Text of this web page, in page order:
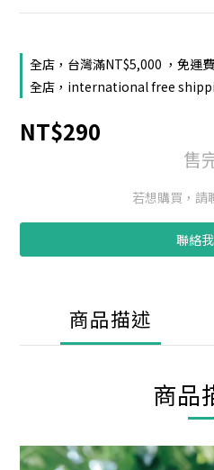
全店，台灣滿NT$5,000 ，免運費
全店，international free
NT$290
售
若想購買，請
聯絡
商品描述
商品